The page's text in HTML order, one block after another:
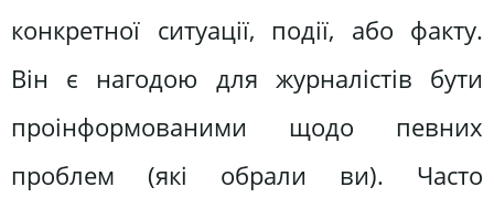
конкретної ситуації, події, або факту.
Він є нагодою для журналістів бути
проінформованими щодо певних
проблем (які обрали ви). Часто